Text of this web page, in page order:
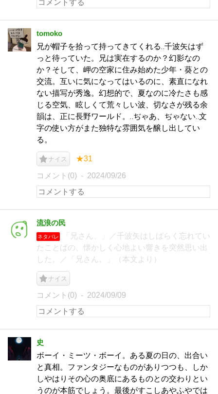
tomoko
兄が帽子を拾って持ってきてくれる‥千波矢はず
っと待っていた。兄は実在するのか？幻影なの
か？そして、岬の空家に住み始めた少年・葵との
交流。互いに気になってはいるのに、素直になれ
ない描写が秀逸。幻想的で、夏なのに冷たさも感
じる空気、眩しくて荒々しい波、切なさが残る余
韻は、正に長野ワールド。‥ぢゃあ、ぢゃない‥文
字の使い方がまた独特な雰囲気を醸し出してい
る。
ナイス ★31
コメント(0) 2024/09/26
流浪の民
ネタバレ
「兄さん、」／千波矢はしばらく忘れてい
たことばの、懐かしく心地よい響きを突然思い出
した。／「兄さん。」（本文より）
ナイス
コメント(0) 2024/09/09
史
ボーイ・ミーツ・ボーイ。ある夏の日の、出合い
と真相。ファンタジーなものがありつつも、しか
しやはりその心の奥底にあるものとの交わりとい
うのが本筋でしょう。最後がすこしあやふやでは